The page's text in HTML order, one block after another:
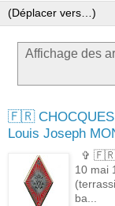
Affichage des
🇫🇷 CHOCQUES
Louis Joseph
✞ 🇫🇷
10 mai
ba...